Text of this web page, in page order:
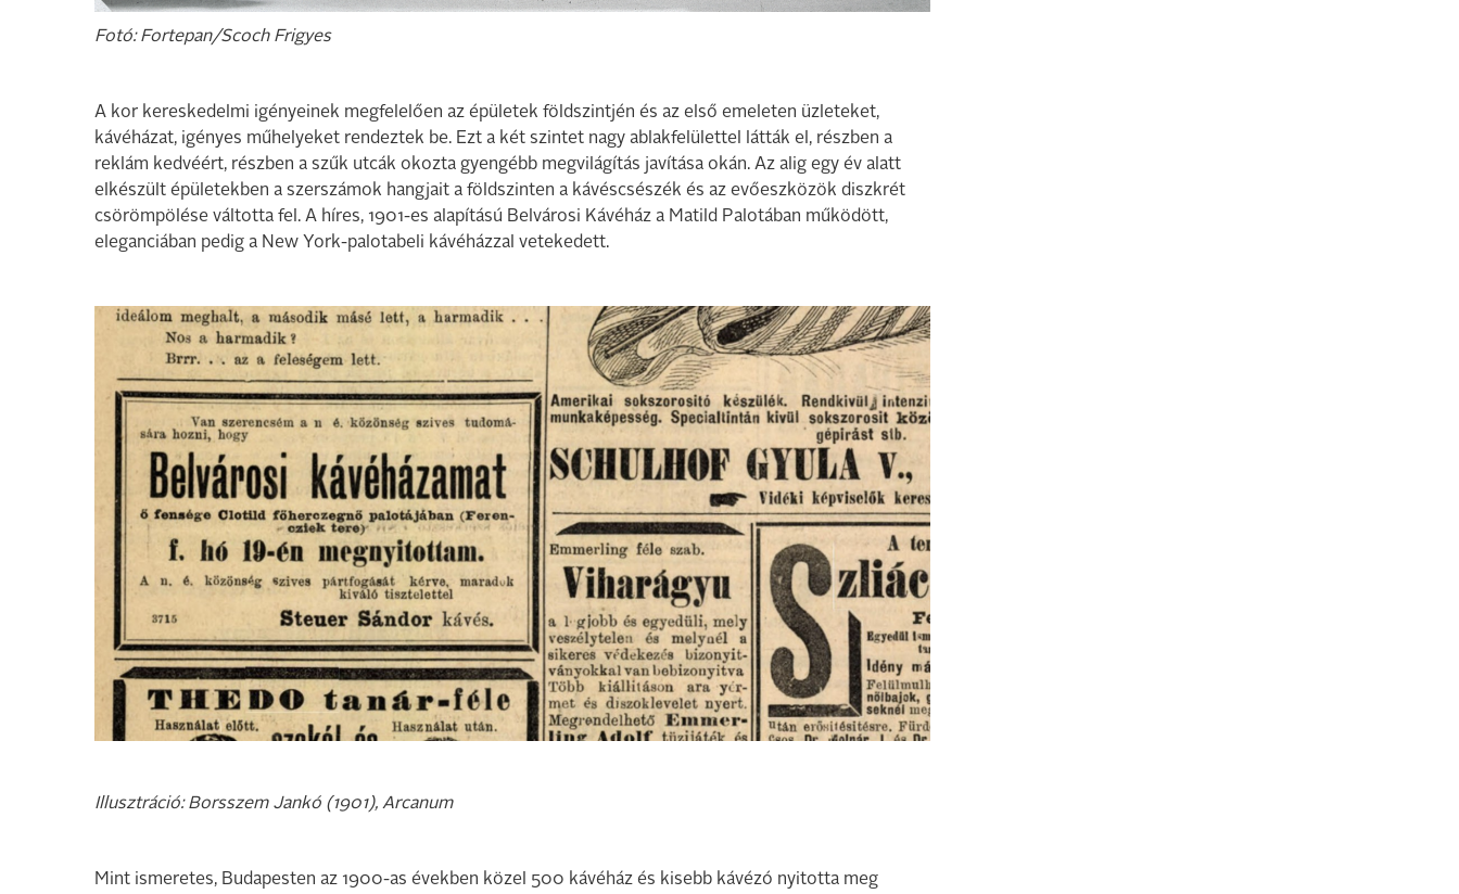
Fotó: Fortepan/Scoch Frigyes
A kor kereskedelmi igényeinek megfelelően az épületek földszintjén és az első emeleten üzleteket,
kávéházat, igényes műhelyeket rendeztek be. Ezt a két szintet nagy ablakfelülettel látták el, részben a
reklám kedvéért, részben a szűk utcák okozta gyengébb megvilágítás javítása okán. Az alig egy év alatt
elkészült épületekben a szerszámok hangjait a földszinten a kávéscsészék és az evőeszközök diszkrét
csörömpölése váltotta fel. A híres, 1901-es alapítású Belvárosi Kávéház a Matild Palotában működött,
eleganciában pedig a New York-palotabeli kávéházzal vetekedett.
Illusztráció: Borsszem Jankó (1901), Arcanum
Mint ismeretes, Budapesten az 1900-as években közel 500 kávéház és kisebb kávézó nyitotta meg